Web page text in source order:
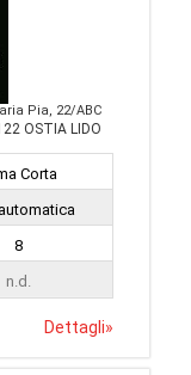
Pia, 22/ABC
OSTIA LIDO
Corta
8
n.d.
Dettagli»